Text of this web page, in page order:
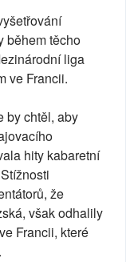
během těcho
liga
ve Francii.
by chtěl, aby
hity kabaretní
že
však odhalily
Francii, které